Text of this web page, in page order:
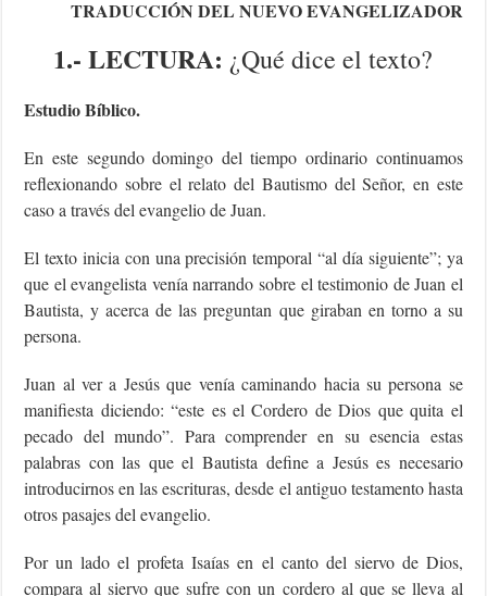
TRADUCCIÓN DEL NUEVO EVANGELIZADOR
1.- LECTURA: ¿Qué dice el texto?
Estudio Bíblico.
En este segundo domingo del tiempo ordinario continuamos
reflexionando sobre el relato del Bautismo del Señor, en este
caso a través del evangelio de Juan.
El texto inicia con una precisión temporal “al día siguiente”; ya
que el evangelista venía narrando sobre el testimonio de Juan el
Bautista, y acerca de las preguntan que giraban en torno a su
persona.
Juan al ver a Jesús que venía caminando hacia su persona se
manifiesta diciendo: “este es el Cordero de Dios que quita el
pecado del mundo”. Para comprender en su esencia estas
palabras con las que el Bautista define a Jesús es necesario
introducirnos en las escrituras, desde el antiguo testamento hasta
otros pasajes del evangelio.
Por un lado el profeta Isaías en el canto del siervo de Dios,
compara al siervo que sufre con un cordero al que se lleva al